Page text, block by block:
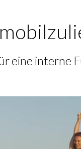
eine interne